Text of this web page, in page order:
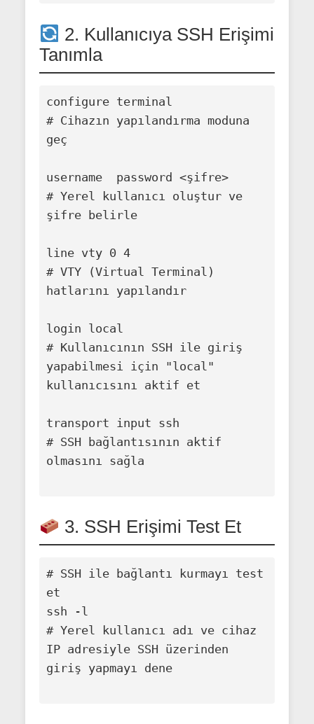
2. Kullanıcıya SSH Erişimi
Tanımla
configure terminal
# Cihazın yapılandırma moduna
geç
username
password <şifre>
# Yerel kullanıcı oluştur ve
şifre belirle
line vty 0 4
# VTY (Virtual Terminal)
hatlarını yapılandır
login local
# Kullanıcının SSH ile giriş
yapabilmesi için "local"
kullanıcısını aktif et
transport input ssh
# SSH bağlantısının aktif
olmasını sağla
3. SSH Erişimi Test Et
# SSH ile bağlantı kurmayı test
et
ssh -l
# Yerel kullanıcı adı ve cihaz
IP adresiyle SSH üzerinden
giriş yapmayı dene